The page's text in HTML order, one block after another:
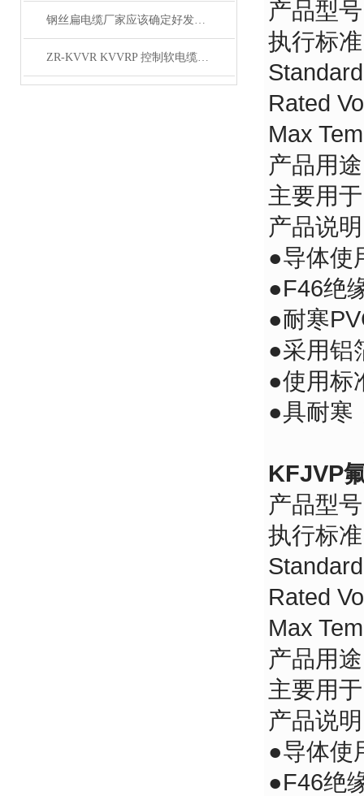
钢丝扁电缆厂家应该确定好发展方向
ZR-KVVR KVVRP 控制软电缆简介
产品型
执行标
Rated
Max
产品用
主要用
产品说
●导体使
●F46绝
●耐寒
●采用
●使用标
●具耐寒
KFJVP
产品型
执行标
Rated
Max
产品用
主要用
产品说
●导体使
●F46绝